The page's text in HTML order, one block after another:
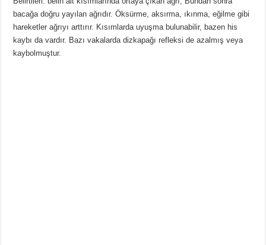
bacağa doğru yayılan ağrıdır. Öksürme, aksırma, ıkınma, eğilme gibi
hareketler ağrıyı arttırır. Kısımlarda uyuşma bulunabilir, bazen his
kaybı da vardır. Bazı vakalarda dizkapağı refleksi de azalmış veya
kaybolmuştur.